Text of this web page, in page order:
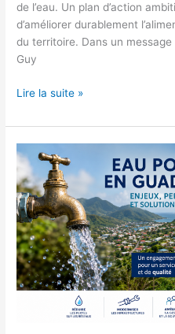
de l’eau. Un plan d’action
d’améliorer durablement
du territoire. Dans un
Guy
Lire la suite »
Eau
potable
en
Guadeloupe
:
élus
et
institutions
appelés